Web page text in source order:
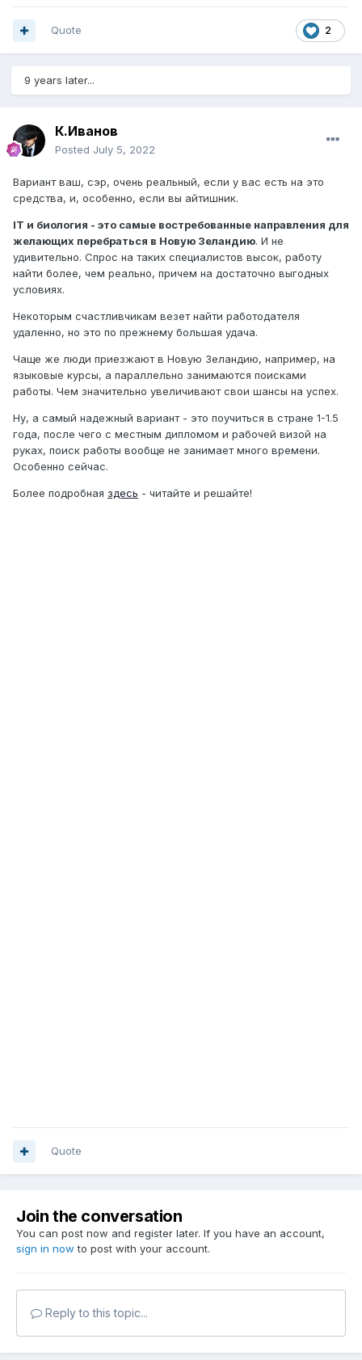
2
Quote
9 years later...
К.Иванов
Posted July 5, 2022
Вариант ваш, сэр, очень реальный, если у вас есть на это
средства, и, особенно, если вы айтишник.
IT и биология - это самые востребованные направления для
желающих перебраться в Новую Зеландию. И не
удивительно. Спрос на таких специалистов высок, работу
найти более, чем реально, причем на достаточно выгодных
условиях.
Некоторым счастливчикам везет найти работодателя
удаленно, но это по прежнему большая удача.
Чаще же люди приезжают в Новую Зеландию, например, на
языковые курсы, а параллельно занимаются поисками
работы. Чем значительно увеличивают свои шансы на успех.
Ну, а самый надежный вариант - это поучиться в стране 1-1.5
года, после чего с местным дипломом и рабочей визой на
руках, поиск работы вообще не занимает много времени.
Особенно сейчас.
Более подробная здесь - читайте и решайте!
Quote
Join the conversation
You can post now and register later. If you have an account,
sign in now to post with your account.
Reply to this topic...